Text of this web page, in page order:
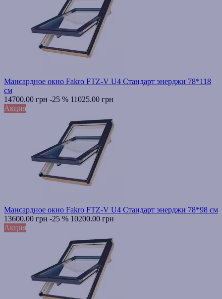
Мансардное окно Fakro FTZ-V U4 Стандарт энерджи 78*118
см
14700.00 грн -25 % 11025.00 грн
Акция
Мансардное окно Fakro FTZ-V U4 Стандарт энерджи 78*98 см
13600.00 грн -25 % 10200.00 грн
Акция